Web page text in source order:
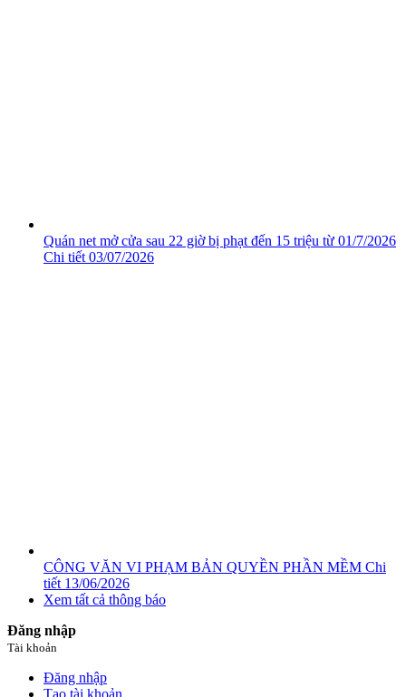
Quán net mở cửa sau 22 giờ bị phạt đến 15 triệu từ 01/7/2026
Chi tiết 03/07/2026
CÔNG VĂN VI PHẠM BẢN QUYỀN PHẦN MỀM Chi
tiết 13/06/2026
Xem tất cả thông báo
Đăng nhập
Tài khoản
Đăng nhập
Tạo tài khoản